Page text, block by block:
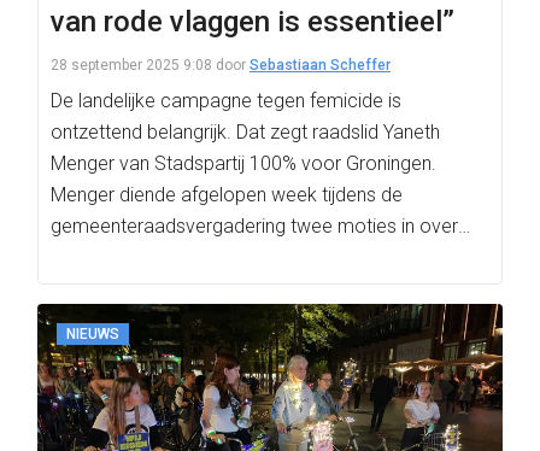
van rode vlaggen is essentieel”
28 september 2025 9:08 door Sebastiaan Scheffer
De landelijke campagne tegen femicide is
ontzettend belangrijk. Dat zegt raadslid Yaneth
Menger van Stadspartij 100% voor Groningen.
Menger diende afgelopen week tijdens de
gemeenteraadsvergadering twee moties in over
NIEUWS